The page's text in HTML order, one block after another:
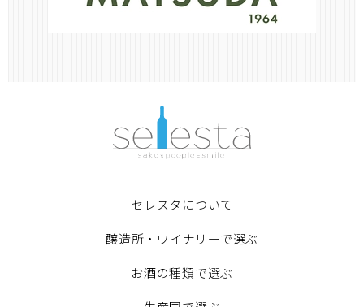
セレスタについて
醸造所・ワイナリーで選ぶ
お酒の種類で選ぶ